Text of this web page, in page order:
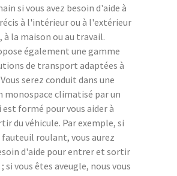
si vous avez besoin d'aide à
à l'intérieur ou à l'extérieur
à la maison ou au travail.
également une gamme
de transport adaptées à
serez conduit dans une
monospace climatisé par un
est formé pour vous aider à
du véhicule. Par exemple, si
fauteuil roulant, vous aurez
d'aide pour entrer et sortir
si vous êtes aveugle, nous vous